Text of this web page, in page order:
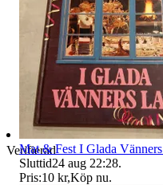
Verifierad
Mat & Fest I Glada
Sluttid24 aug 22:28.
Pris:10 kr,Köp nu.